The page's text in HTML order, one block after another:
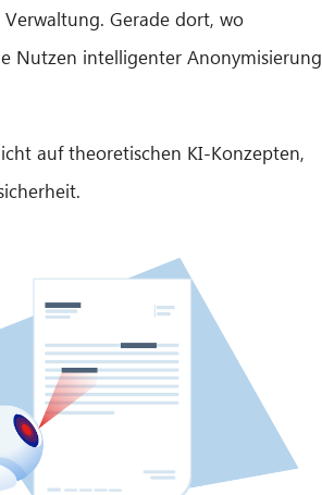
Gerade dort, wo
Nutzen intelligenter Anonymisierung
auf theoretischen KI-Konzepten,